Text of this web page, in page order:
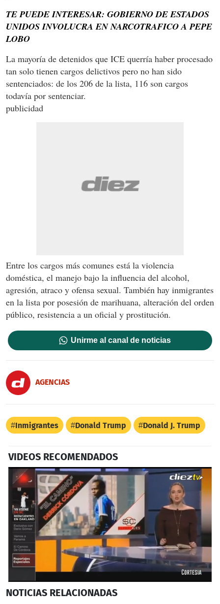
TE PUEDE INTERESAR: GOBIERNO DE ESTADOS
UNIDOS INVOLUCRA EN NARCOTRAFICO A PEPE
LOBO
La mayoría de detenidos que ICE querría haber procesado
tan solo tienen cargos delictivos pero no han sido
sentenciados: de los 206 de la lista, 116 son cargos
todavía por sentenciar.
publicidad
Entre los cargos más comunes está la violencia
doméstica, el manejo bajo la influencia del alcohol,
agresión, atraco y ofensa sexual. También hay inmigrantes
en la lista por posesión de marihuana, alteración del orden
público, resistencia a un oficial y prostitución.
Unirme al canal de noticias
AGENCIAS
Inmigrantes Donald Trump Donald J. Trump
VIDEOS RECOMENDADOS
seconds
NOTICIAS RELACIONADAS